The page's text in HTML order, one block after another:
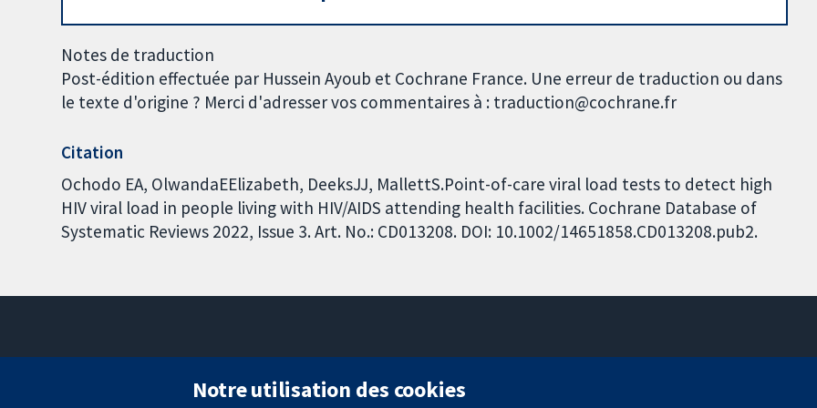
Notes de traduction
Post-édition effectuée par Hussein Ayoub et Cochrane France. Une erreur de traduction ou dans
le texte d'origine ? Merci d'adresser vos commentaires à : traduction@cochrane.fr
Citation
Ochodo EA, OlwandaEElizabeth, DeeksJJ, MallettS.Point-of-care viral load tests to detect high
HIV viral load in people living with HIV/AIDS attending health facilities. Cochrane Database of
Systematic Reviews 2022, Issue 3. Art. No.: CD013208. DOI: 10.1002/14651858.CD013208.pub2.
Londres
Notre utilisation des cookies